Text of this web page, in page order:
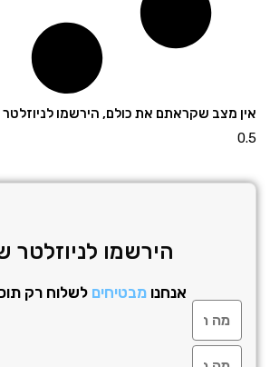
מצב שקראתם את כולם, הירשמו לניוזלטר שלנו
הירשמו לניוזלטר
אנחנומבטיחיםלשלוח רק תוכן